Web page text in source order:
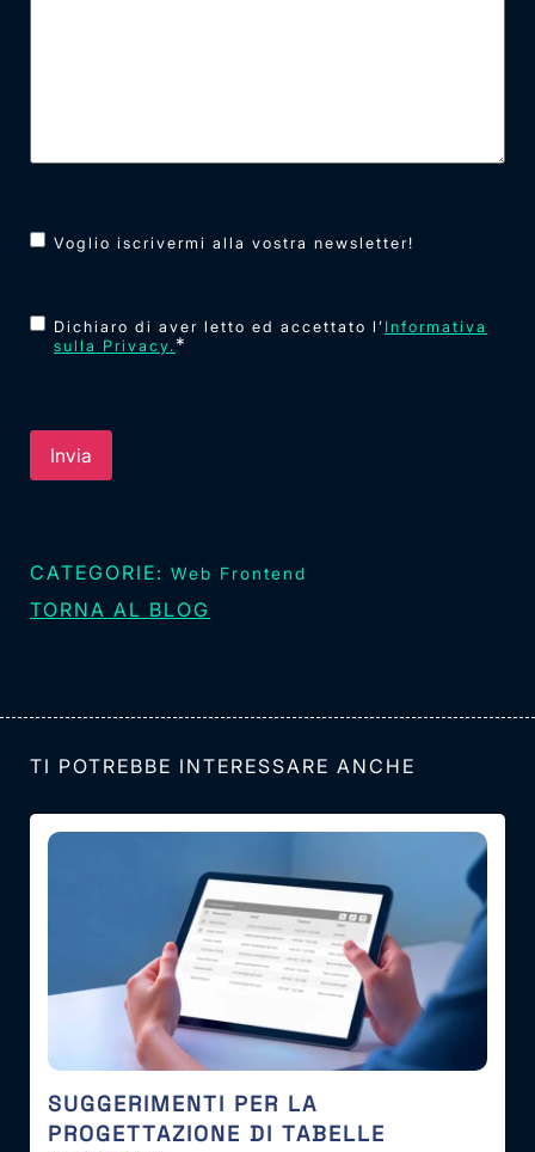
Newsletter
Voglio iscrivermi alla vostra newsletter!
Consenso *
Dichiaro di aver letto ed accettato l’ Informativa
sulla Privacy. *
CATEGORIE: Web Frontend
TORNA AL BLOG
TI POTREBBE INTERESSARE ANCHE
SUGGERIMENTI PER LA
PROGETTAZIONE DI TABELLE